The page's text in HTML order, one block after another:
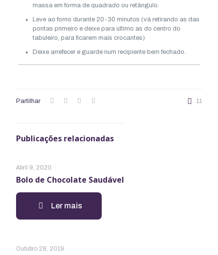
massa em forma de quadrado ou retângulo.
Leve ao forno durante 20-30 minutos (vá retirando as das
pontas primeiro e deixe para último as do centro do
tabuleiro, para ficarem mais crocantes)
Deixe arrefecer e guarde num recipiente bem fechado.
Partilhar 11
Publicações relacionadas
Abril 9, 2020
Bolo de Chocolate Saudável
Ler mais
Outubro 28, 2019